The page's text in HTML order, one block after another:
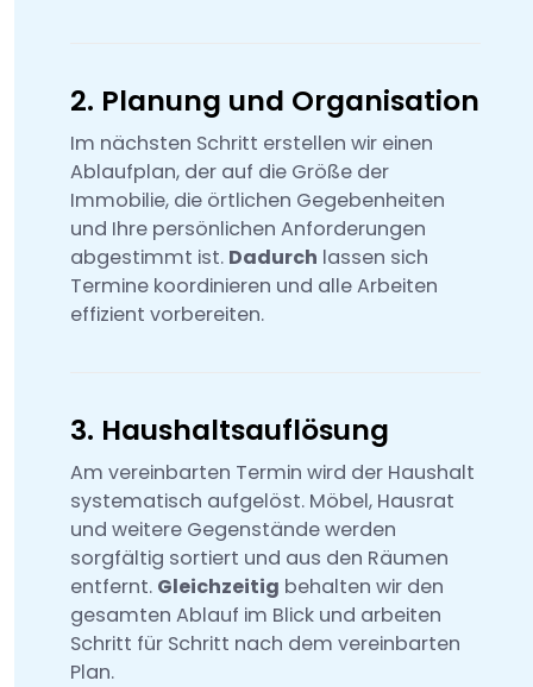
2. Planung und Organisation
Im nächsten Schritt erstellen wir einen
Ablaufplan, der auf die Größe der
Immobilie, die örtlichen Gegebenheiten
und Ihre persönlichen Anforderungen
abgestimmt ist. Dadurch lassen sich
Termine koordinieren und alle Arbeiten
effizient vorbereiten.
3. Haushaltsauflösung
Am vereinbarten Termin wird der Haushalt
systematisch aufgelöst. Möbel, Hausrat
und weitere Gegenstände werden
sorgfältig sortiert und aus den Räumen
entfernt. Gleichzeitig behalten wir den
gesamten Ablauf im Blick und arbeiten
Schritt für Schritt nach dem vereinbarten
Plan.